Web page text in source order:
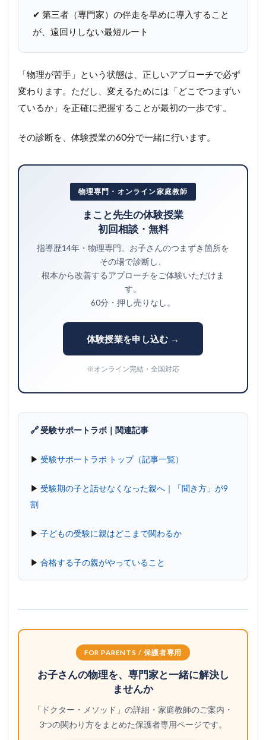
✔ 第三者（専門家）の伴走を早めに導入すること
が、遠回りしない最短ルート
「物理が苦手」という状態は、正しいアプローチで必ず
変わります。ただし、変えるためには「どこでつまずい
ているか」を正確に把握することが最初の一歩です。
その診断を、体験授業の60分で一緒に行います。
物理専門・オンライン家庭教師
まこと先生の体験授業
初回相談・無料
指導歴14年・物理専門。お子さんのつまずき箇所を
その場で診断し、
根本から改善するアプローチをご体験いただけま
す。
60分・押し売りなし。
体験授業を申し込む →
※オンライン完結・全国対応
🔗 受験サポートラボ｜関連記事
▶ 受験サポートラボ トップ（記事一覧）
▶ 受験期の子と話せなくなった親へ｜「聞き方」が9
割
▶ 子どもの受験に親はどこまで関わるか
▶ 合格する子の親がやっていること
FOR PARENTS / 保護者専用
お子さんの物理を、専門家と一緒に解決し
ませんか
「ドクター・メソッド」の詳細・家庭教師のご案内・
3つの関わり方をまとめた保護者専用ページです。